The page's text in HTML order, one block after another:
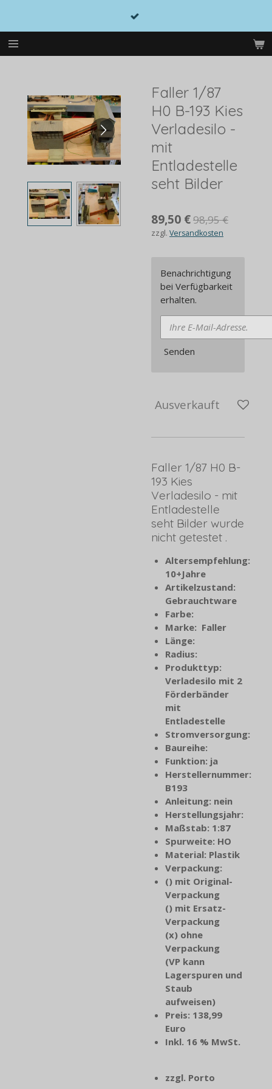
springen
Faller 1/87
H0 B-193 Kies
Verladesilo -
mit
Entladestelle
seht Bilder
89,50 €98,95 €
zzgl. Versandkosten
Benachrichtigung
bei Verfügbarkeit
erhalten.
Senden
Ausverkauft
Faller 1/87 H0 B-
193 Kies
Verladesilo - mit
Entladestelle
seht Bilder wurde
nicht getestet .
Altersempfehlung:
10+Jahre
Artikelzustand:
Gebrauchtware
Farbe:
Marke: Faller
Länge:
Radius:
Produkttyp:
Verladesilo mit 2
Förderbänder
mit
Entladestelle
Stromversorgung:
Baureihe:
Funktion: ja
Herstellernummer:
B193
Anleitung: nein
Herstellungsjahr:
Maßstab: 1:87
Spurweite: HO
Material: Plastik
Verpackung:
() mit Original-
Verpackung
() mit Ersatz-
Verpackung
(x) ohne
Verpackung
(VP kann
Lagerspuren und
Staub
aufweisen)
Preis: 138,99
Euro
Inkl. 16 % MwSt.
zzgl. Porto